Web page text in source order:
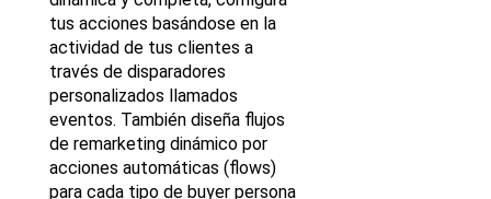
tus acciones basándose en la
actividad de tus clientes a
través de disparadores
personalizados llamados
eventos. También diseña flujos
de remarketing dinámico por
acciones automáticas (flows)
para cada tipo de buyer persona